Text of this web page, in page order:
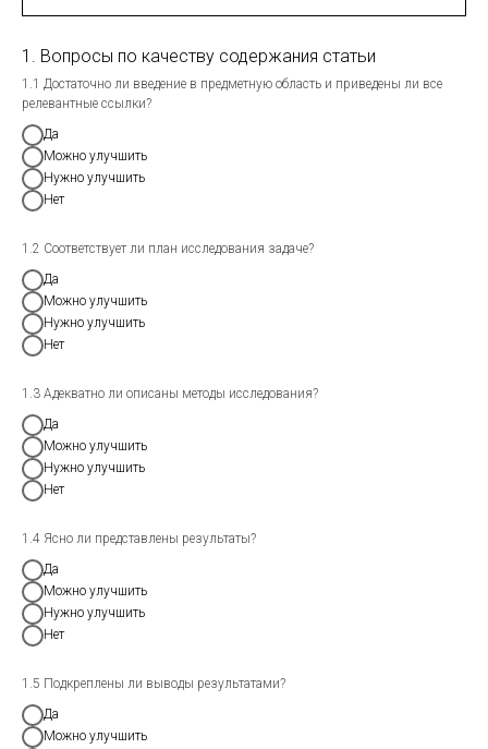
1. Вопросы по качеству содержания статьи
1.1 Достаточно ли введение в предметную область и приведены ли все
релевантные ссылки?
Да
Можно улучшить
Нужно улучшить
Нет
1.2 Соответствует ли план исследования задаче?
Да
Можно улучшить
Нужно улучшить
Нет
1.3 Адекватно ли описаны методы исследования?
Да
Можно улучшить
Нужно улучшить
Нет
1.4 Ясно ли представлены результаты?
Да
Можно улучшить
Нужно улучшить
Нет
1.5 Подкреплены ли выводы результатами?
Да
Можно улучшить